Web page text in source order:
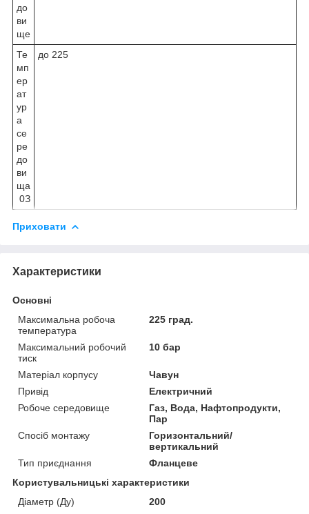
до
ви
ще
Те
мп
ер
ат
ур
а
се
ре
до
ви
ща
0З
до 225
Приховати
Характеристики
Основні
Максимальна робоча
температура
225 град.
Максимальний робочий
тиск
10 бар
Матеріал корпусу
Чавун
Привід
Електричний
Робоче середовище
Газ, Вода, Нафтопродукти,
Пар
Спосіб монтажу
Горизонтальний/
вертикальний
Тип приєднання
Фланцеве
Користувальницькі характеристики
Діаметр (Ду)
200